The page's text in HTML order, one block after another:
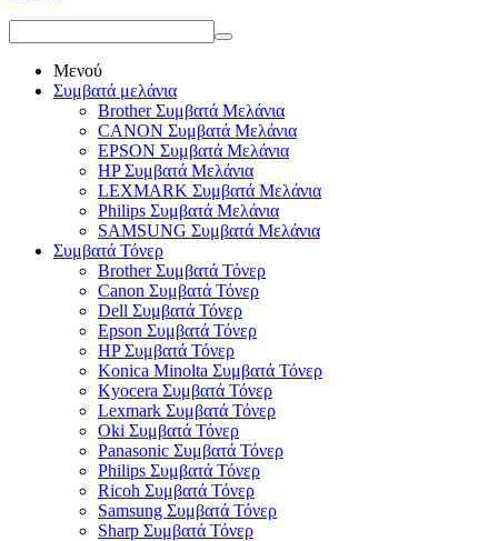
Μενού
Συμβατά μελάνια
Brother Συμβατά Μελάνια
CANON Συμβατά Μελάνια
EPSON Συμβατά Μελάνια
HP Συμβατά Μελάνια
LEXMARK Συμβατά Μελάνια
Philips Συμβατά Μελάνια
SAMSUNG Συμβατά Μελάνια
Συμβατά Τόνερ
Brother Συμβατά Τόνερ
Canon Συμβατά Τόνερ
Dell Συμβατά Τόνερ
Epson Συμβατά Τόνερ
HP Συμβατά Τόνερ
Konica Minolta Συμβατά Τόνερ
Kyocera Συμβατά Τόνερ
Lexmark Συμβατά Τόνερ
Oki Συμβατά Τόνερ
Panasonic Συμβατά Τόνερ
Philips Συμβατά Τόνερ
Ricoh Συμβατά Τόνερ
Samsung Συμβατά Τόνερ
Sharp Συμβατά Τόνερ